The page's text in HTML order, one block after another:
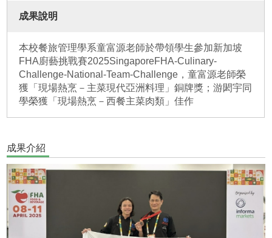
成果說明
本校餐旅管理學系童富源老師於帶領學生參加新加坡
FHA廚藝挑戰賽2025SingaporeFHA-Culinary-
Challenge-National-Team-Challenge，童富源老師榮
獲「現場熱烹－主菜現代亞洲料理」銅牌獎；游閎宇同
學榮獲「現場熱烹－西餐主菜肉類」佳作
成果介紹